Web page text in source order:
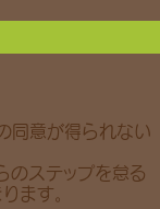
同意が得られない
のステップを怠る
ます。